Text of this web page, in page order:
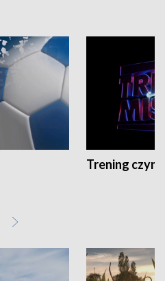
Trening czyni